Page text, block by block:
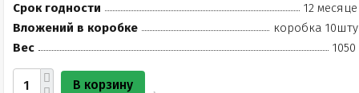
Срок годности
12
Вложений в коробке
коробка
Вес
1050
В корзину